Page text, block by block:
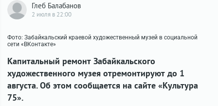
Глеб Балабанов
2 июля в 22:00
Фото: Забайкальский краевой художественный музей в социальной
сети «ВКонтакте»
Капитальный ремонт Забайкальского
художественного музея отремонтируют до 1
августа. Об этом сообщается на сайте «Культура
75».